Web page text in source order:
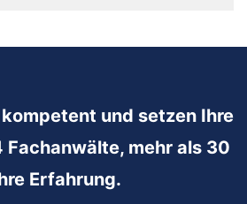
und setzen Ihre
Fachanwälte, mehr als 30
Erfahrung.